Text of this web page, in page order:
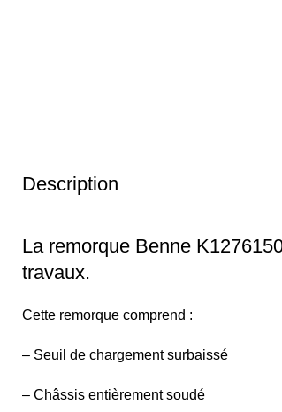
Description
La remorque Benne
travaux.
Cette remorque comprend :
– Seuil de chargement surbaissé
– Châssis entièrement soudé